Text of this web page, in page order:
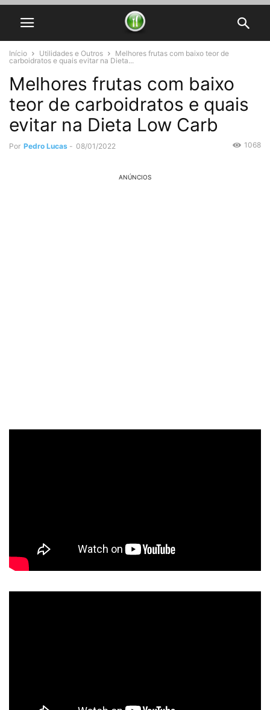
Início Utilidades e Outros
Melhores frutas com baixo teor de
carboidratos e quais evitar na Dieta...
Melhores frutas com baixo
teor de carboidratos e quais
evitar na Dieta Low Carb
Por Pedro Lucas - 08/01/2022 1068
ANÚNCIOS